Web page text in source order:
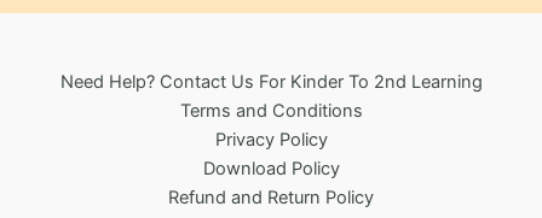
product
page
Need Help? Contact Us For Kinder To 2nd Learning
Terms and Conditions
Privacy Policy
Download Policy
Refund and Return Policy